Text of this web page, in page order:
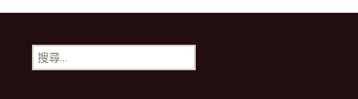
導
覽搜
尋